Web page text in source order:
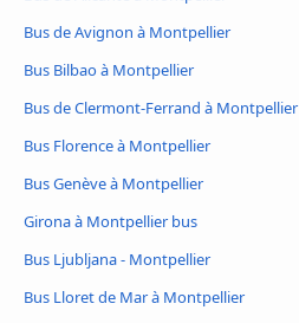
Bus de Avignon à Montpellier
Bus Bilbao à Montpellier
Bus de Clermont-Ferrand à Montpellier
Bus Florence à Montpellier
Bus Genève à Montpellier
Girona à Montpellier bus
Bus Ljubljana - Montpellier
Bus Lloret de Mar à Montpellier